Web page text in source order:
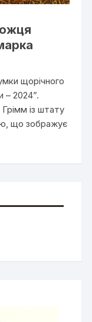
щорічного
– 2024”.
із штату
що зображує